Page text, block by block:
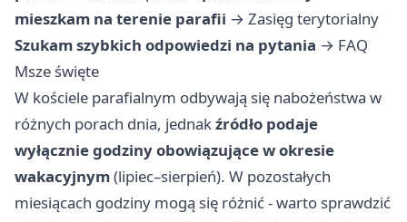
mieszkam na terenie parafii → Zasięg terytorialny
Szukam szybkich odpowiedzi na pytania → FAQ
Msze święte
W kościele parafialnym odbywają się nabożeństwa w
różnych porach dnia, jednakźródło podaje
wyłącznie godziny obowiązujące w okresie
wakacyjnym(lipiec–sierpień). W pozostałych
miesiącach godziny mogą się różnić - warto sprawdzić